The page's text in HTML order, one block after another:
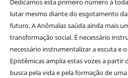
Dedicamos esta primeiro número à
lutar mesmo diante do esgotamento
futuro. A Anômalas saúda ainda mais
transformação social. É necessário
necessário instrumentalizar a escuta e
Epistêmicas amplia estas vozes a partir
busca pela vida e pela formação de